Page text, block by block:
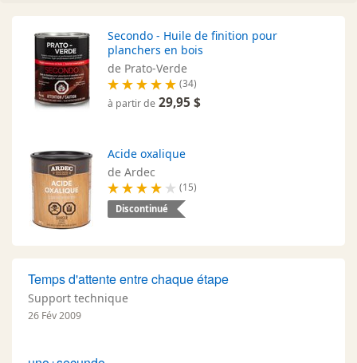
Secondo - Huile de finition pour
planchers en bois
de Prato-Verde
(34)
à partir de 29,95 $
Acide oxalique
de Ardec
(15)
Discontinué
Temps d'attente entre chaque étape
Support technique
26 Fév 2009